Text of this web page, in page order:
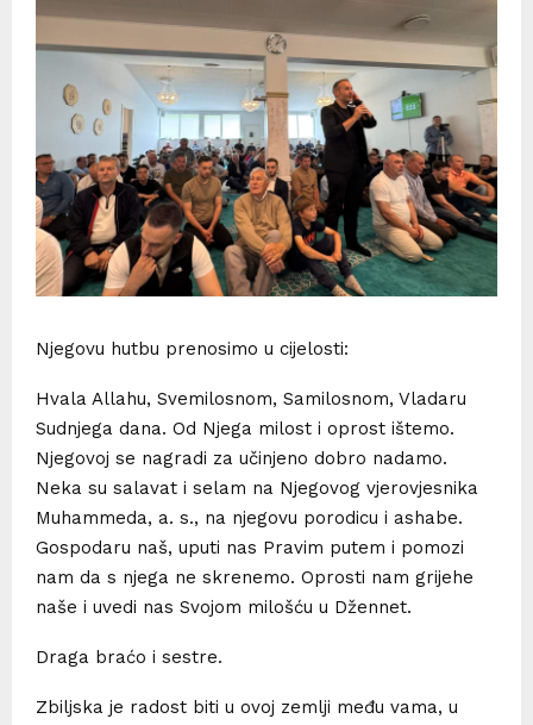
Njegovu hutbu prenosimo u cijelosti:
Hvala Allahu, Svemilosnom, Samilosnom, Vladaru
Sudnjega dana. Od Njega milost i oprost ištemo.
Njegovoj se nagradi za učinjeno dobro nadamo.
Neka su salavat i selam na Njegovog vjerovjesnika
Muhammeda, a. s., na njegovu porodicu i ashabe.
Gospodaru naš, uputi nas Pravim putem i pomozi
nam da s njega ne skrenemo. Oprosti nam grijehe
naše i uvedi nas Svojom milošću u Džennet.
Draga braćo i sestre.
Zbiljska je radost biti u ovoj zemlji među vama, u